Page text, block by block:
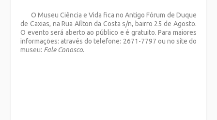
O Museu Ciência e Vida fica no Antigo Fórum de Duque
de Caxias, na Rua Aílton da Costa s/n, bairro 25 de Agosto.
O evento será aberto ao público e é gratuito. Para maiores
informações: através do telefone: 2671-7797 ou no site do
museu: Fale Conosco.